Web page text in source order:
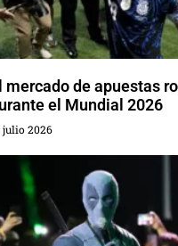
mercado de apuestas
el Mundial 2026
julio 2026